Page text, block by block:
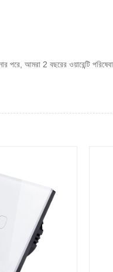
পরে, আমরা 2 বছরের ওয়ারেন্টি